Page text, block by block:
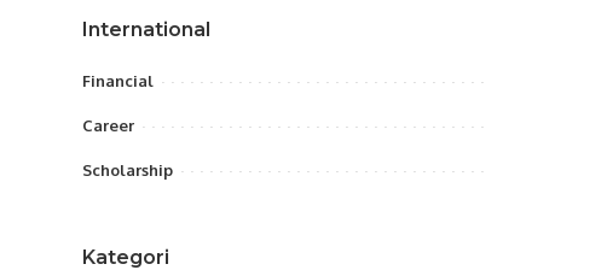
International
Financial
Career
Scholarship
Kategori